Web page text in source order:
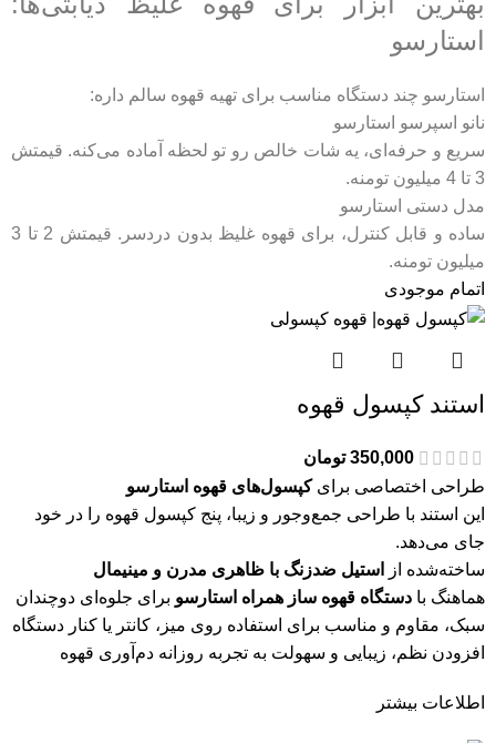
استارسو
استارسو چند دستگاه مناسب برای تهیه قهوه سالم داره:
نانو اسپرسو استارسو
سریع و حرفه‌ای، یه شات خالص رو تو لحظه آماده می‌کنه. قیمتش
3 تا 4 میلیون تومنه.
مدل دستی استارسو
ساده و قابل کنترل، برای قهوه غلیظ بدون دردسر. قیمتش 2 تا 3
میلیون تومنه.
اتمام موجودی
استند کپسول قهوه
350,000 تومان
طراحی اختصاصی برایکپسول‌های قهوه استارسو
این استند با طراحی جمع‌وجور و زیبا، پنج کپسول قهوه را در خود
جای می‌دهد.
ساخته‌شده از
استیل ضدزنگ با ظاهری مدرن و مینیمال
هماهنگ با دستگاه قهوه ساز همراه استارسو برای جلوه‌ای دوچندان
سبک، مقاوم و مناسب برای استفاده روی میز، کانتر یا کنار دستگاه
افزودن نظم، زیبایی و سهولت به تجربه روزانه دم‌آوری قهوه
اطلاعات بیشتر